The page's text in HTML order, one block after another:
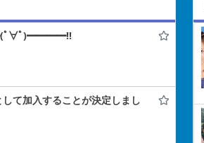
ﾟ∀ﾟ)━━━━!!
て加入することが決定しまし